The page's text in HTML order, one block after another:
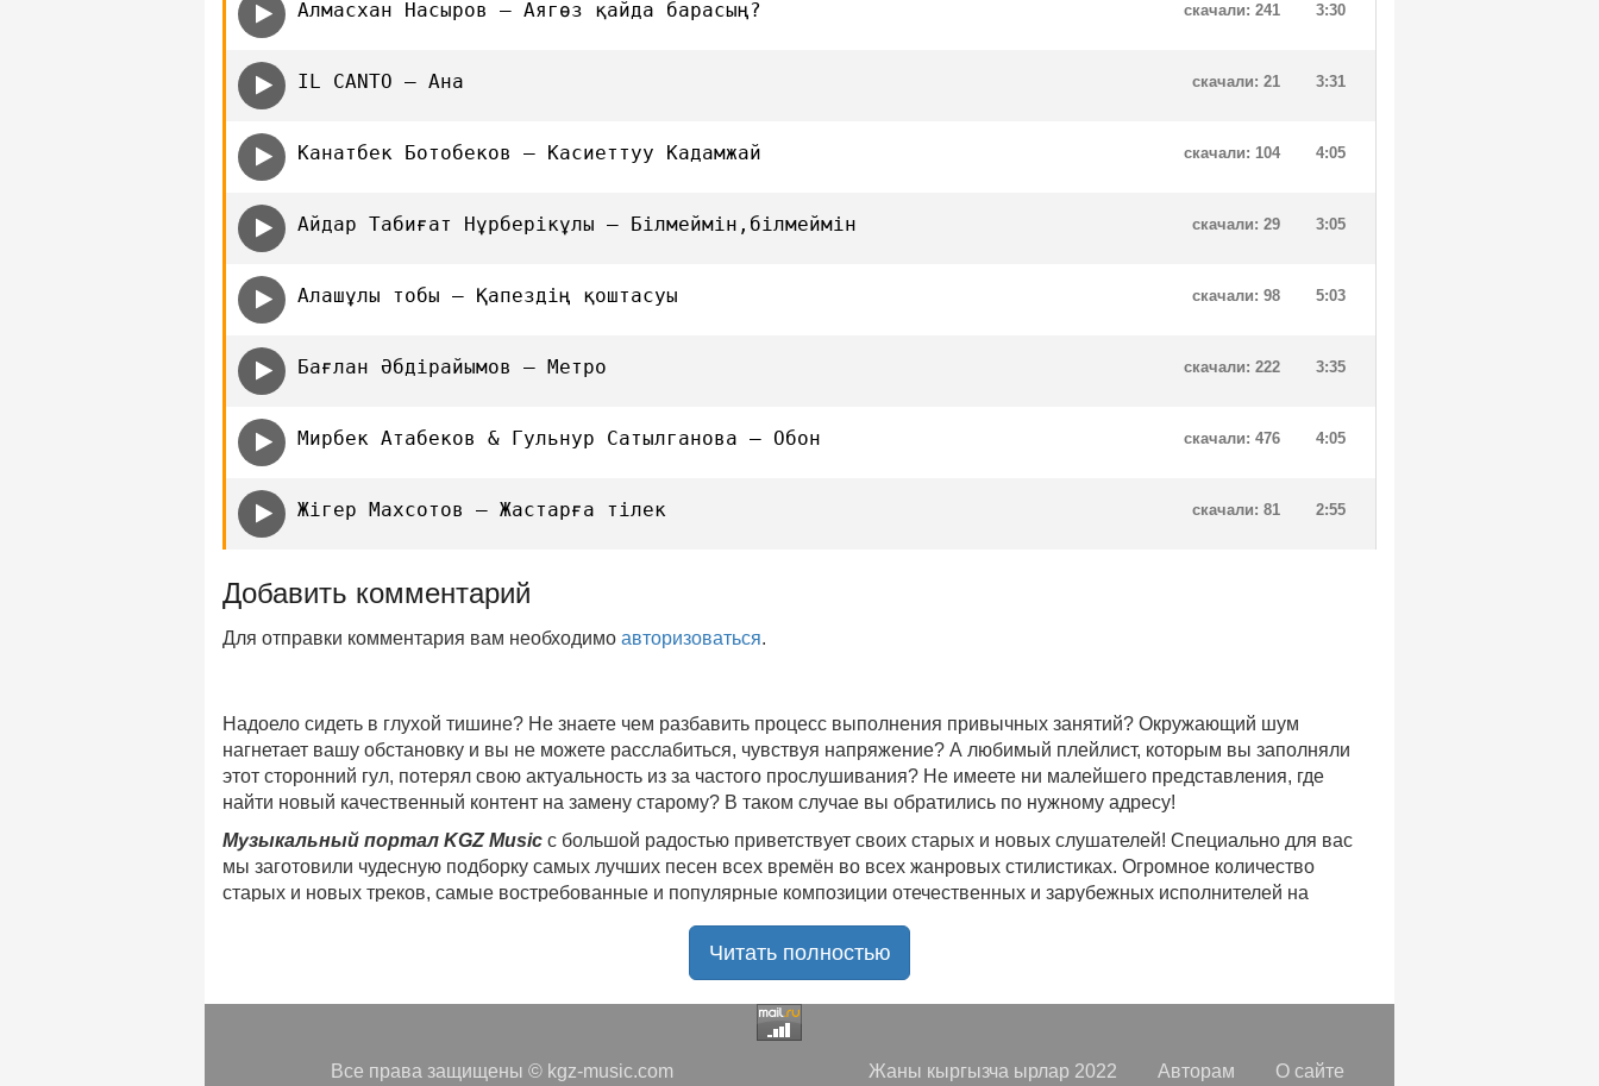
Алмасхан Насыров — Аягөз қайда барасың? 3:30
скачали: 241
IL CANTO — Aна 3:31
скачали: 21
Канатбек Ботобеков — Касиеттуу Кадамжай 4:05
скачали: 104
Айдар Табиғат Нұрберікұлы — Білмеймін,білмеймін 3:05
скачали: 29
Алашұлы тобы — Қапездің қоштасуы 5:03
скачали: 98
Бағлан Әбдірайымов — Метро 3:35
скачали: 222
Мирбек Атабеков & Гульнур Сатылганова — Обон 4:05
скачали: 476
Жігер Махсотов — Жастарға тілек 2:55
скачали: 81
Добавить комментарий
Для отправки комментария вам необходимо авторизоваться.
Надоело сидеть в глухой тишине? Не знаете чем разбавить процесс выполнения привычных занятий? Окружающий шум
нагнетает вашу обстановку и вы не можете расслабиться, чувствуя напряжение? А любимый плейлист, которым вы заполняли
этот сторонний гул, потерял свою актуальность из за частого прослушивания? Не имеете ни малейшего представления, где
найти новый качественный контент на замену старому? В таком случае вы обратились по нужному адресу!
Музыкальный портал KGZ Music с большой радостью приветствует своих старых и новых слушателей! Специально для вас
мы заготовили чудесную подборку самых лучших песен всех времён во всех жанровых стилистиках. Огромное количество
старых и новых треков, самые востребованные и популярные композиции отечественных и зарубежных исполнителей на
Мы предоставляем вашему вниманию богатую коллекцию качественной музыки в бесплатном доступе, с возможностью
Самые свежие альбомы
и новые релизы этого года, хиты уходящих и нынешних годов,
Регулярные обновления, постоянные новинки, большой музыкальный ассортимент на любой вкус, и все это только на
платформе KGZ Music. Наша команда с большой ответственностью подходит к созданию подборок, отбирая
самые лучшие
Читать полностью
Все права защищены © kgz-music.com Жаны кыргызча ырлар 2022 Авторам О сайте